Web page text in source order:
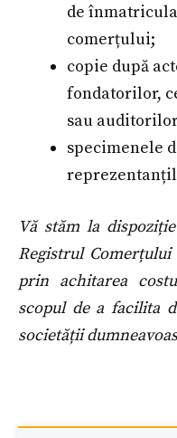
de
comerțului;
copie după
fondatorilor,
sau
specimenele
Vă stăm la
Registrul
prin achitarea
scopul de a facilita
societății